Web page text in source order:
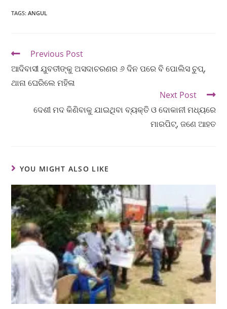
TAGS:ANGUL
Previous Post
ଆଦିବାସୀ ଯୁବତୀଙ୍କୁ ଅସଦାଚରଣର ୬ ଦିନ ପରେ ବି ପୋଲିସ ଚୁପ୍,
ଥାନା ଘେରିଲେ ମହିଳା
Next Post
ଦେଶୀ ମଦ କିଣିବାକୁ ଯାଇଥିବା ବ୍ୟକ୍ତି ଓ ଦୋକାନୀ ମଧ୍ୟରେ
ମାରପିଟ୍, ଜଣେ ଆହତ
YOU MIGHT ALSO LIKE